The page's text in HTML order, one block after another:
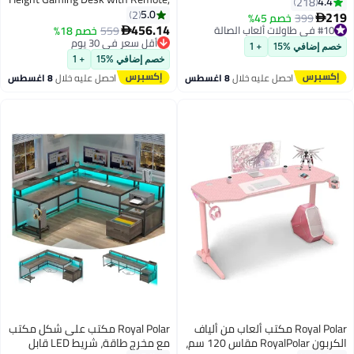
منزلي
219
399 خصم 45% #10 في طاولات ألعاب الصالة
توصيل مجاني
#10 في طاولات ألعاب الصالة
خصم إضافي %15 + 1
احصل عليه خلال8 اغسطس
Handle Rack, Cup Holder, USB
Socket and Headphone Hook 120
CM
5.0
2
456.14
559 خصم 18%
أقل سعر في 30 يوم
أقل سعر في 30 يوم
خصم إضافي %15 + 1
احصل عليه خلال8 اغسطس
Royal Polar مكتب ألعاب من ألياف
الكربون RoyalPolar مقاس 120 سم،
Royal Polar مكتب على شكل مكتب
مع مخرج طاقة، شريط LED قابل